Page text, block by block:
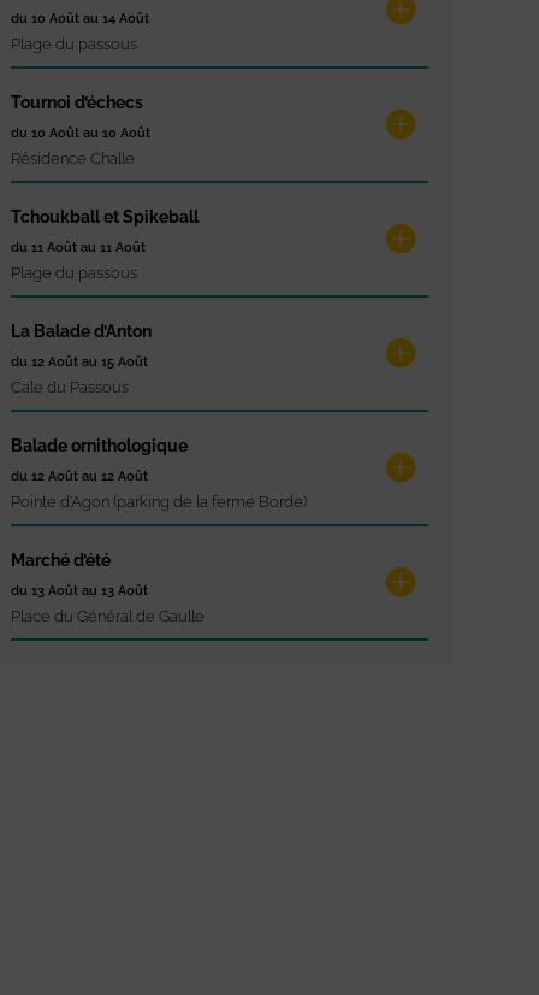
du 10 Août au 14 Août
Plage du passous
Tournoi d’échecs
du 10 Août au 10 Août
Résidence Challe
Tchoukball et Spikeball
du 11 Août au 11 Août
Plage du passous
La Balade d’Anton
du 12 Août au 15 Août
Cale du Passous
Balade ornithologique
du 12 Août au 12 Août
Pointe d'Agon (parking de la ferme Borde)
Marché d’été
du 13 Août au 13 Août
Place du Général de Gaulle